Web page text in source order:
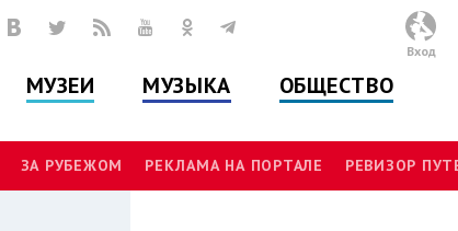
МУЗЕИ МУЗЫКА ОБЩЕСТВО
Вход
ЗА РУБЕЖОМ РЕКЛАМА НА ПОРТАЛЕ РЕВИЗОР